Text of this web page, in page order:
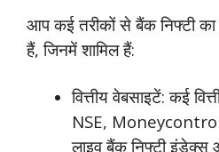
आप कई तरीकों से बैंक निफ्टी
हैं, जिनमें शामिल हैं:
वित्तीय वेबसाइटें: कई
NSE,
लाइव बैंक निफ्टी